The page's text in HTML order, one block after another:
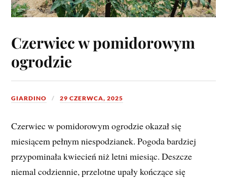
Czerwiec w pomidorowym
ogrodzie
GIARDINO 29 CZERWCA, 2025
Czerwiec w pomidorowym ogrodzie okazał się
miesiącem pełnym niespodzianek. Pogoda bardziej
przypominała kwiecień niż letni miesiąc. Deszcze
niemal codziennie, przelotne upały kończące się